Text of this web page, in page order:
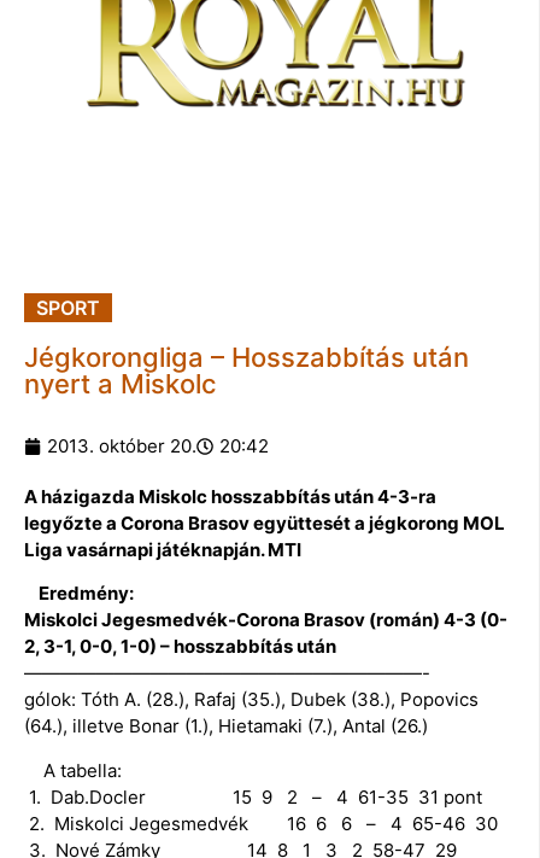
SPORT
Jégkorongliga – Hosszabbítás után
nyert a Miskolc
2013. október 20. 20:42
A házigazda Miskolc hosszabbítás után 4-3-ra
legyőzte a Corona Brasov együttesét a jégkorong MOL
Liga vasárnapi játéknapján. MTI
Eredmény:
Miskolci Jegesmedvék-Corona Brasov (román) 4-3 (0-
2, 3-1, 0-0, 1-0) – hosszabbítás után
——————————————————————-
gólok: Tóth A. (28.), Rafaj (35.), Dubek (38.), Popovics
(64.), illetve Bonar (1.), Hietamaki (7.), Antal (26.)
A tabella:
1. Dab.Docler 15 9 2 – 4 61-35 31 pont
2. Miskolci Jegesmedvék 16 6 6 – 4 65-46 30
3. Nové Zámky 14 8 1 3 2 58-47 29